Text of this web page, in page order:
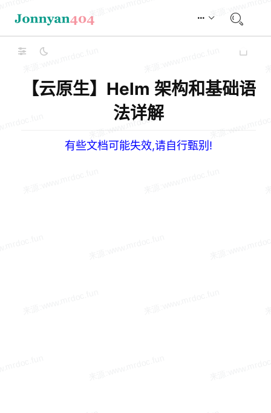
【云原生】Helm 架构和基础语
法详解
有些文档可能失效,请自行甄别!